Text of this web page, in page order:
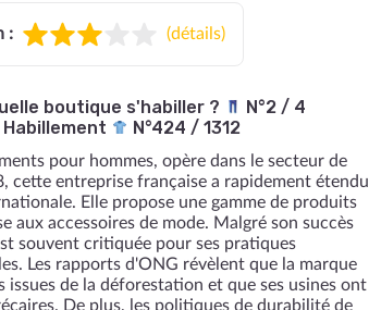
: (détails)
boutique s'habiller ?
N°2 / 4
Habillement N°424 / 1312
pour hommes, opère dans le secteur de
cette entreprise française a rapidement étendu
Elle propose une gamme de produits
aux accessoires de mode. Malgré son succès
souvent critiquée pour ses pratiques
Les rapports d'ONG révèlent que la marque
issues de la déforestation et que ses usines ont
De plus, les politiques de durabilité de